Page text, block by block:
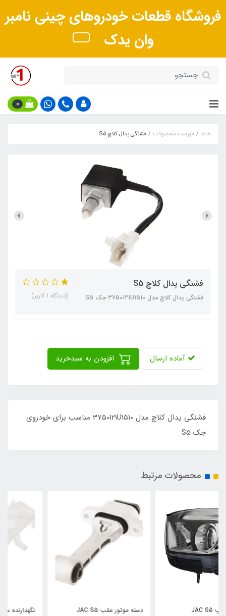
فروشگاه قطعات خودروهای چینی نامبر
وان یدک
0
خانه فهرست محصولات فشنگی پدال کلاچ S5
فشنگی پدال کلاچ S5
فشنگی پدال کلاچ مدل 3750121U1510 جک S5 (دیدگاه 1 کاربر)
آماده ارسال
فشنگی پدال کلاچ مدل 3750121U1510 مناسب برای خودروی
جک S5
محصولات مرتبط
دسته موتور عقب JAC S5 نگهدارنده سپر جلو چپ JAC S5